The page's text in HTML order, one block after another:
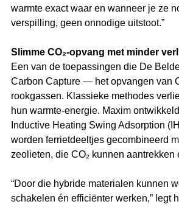
warmte exact waar en wanneer je ze
verspilling, geen onnodige uitstoot.”
Slimme CO₂-opvang met minder
Een van de toepassingen die De
Carbon Capture — het opvangen van
rookgassen. Klassieke methodes
hun warmte-energie. Maxim
Inductive Heating Swing Adsorption
worden ferrietdeeltjes gecombineerd
zeolieten, die CO₂ kunnen aantrekken
“Door die hybride materialen kunnen
schakelen én efficiënter werken,” legt